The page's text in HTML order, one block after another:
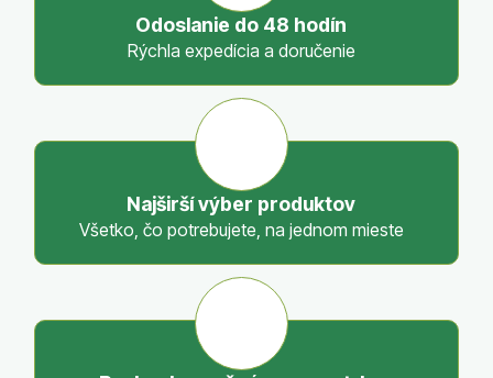
c
i
e
p
y
v
ý
i
Odoslanie do 48 hodín
Rýchla expedícia a doručenie
Najširší výber produktov
Všetko, čo potrebujete, na jednom mieste